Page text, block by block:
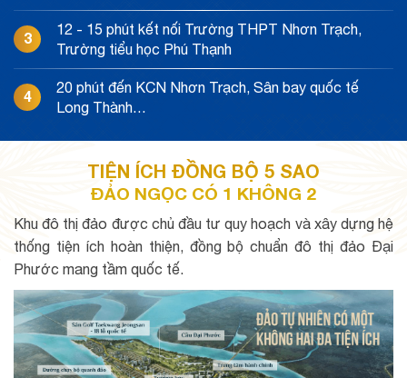
3
12 - 15 phút kết nối Trường THPT Nhơn Trạch,
Trường tiểu học Phú Thạnh
4
20 phút đến KCN Nhơn Trạch, Sân bay quốc tế
Long Thành…
TIỆN ÍCH ĐỒNG BỘ 5 SAO
ĐẢO NGỌC CÓ 1 KHÔNG 2
Khu đô thị đảo được chủ đầu tư quy hoạch và xây dựng hệ
thống tiện ích hoàn thiện, đồng bộ chuẩn đô thị đảo Đại
Phước mang tầm quốc tế.